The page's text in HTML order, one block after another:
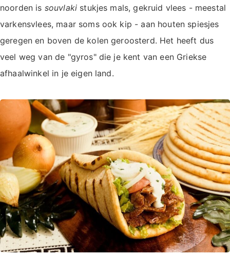
noorden is souvlaki stukjes mals, gekruid vlees - meestal
varkensvlees, maar soms ook kip - aan houten spiesjes
geregen en boven de kolen geroosterd. Het heeft dus
veel weg van de "gyros" die je kent van een Griekse
afhaalwinkel in je eigen land.